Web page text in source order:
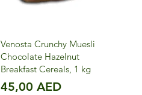
Venosta Crunchy Muesli
Chocolate Hazelnut
Breakfast Cereals, 1 kg
價格
45,00 AED